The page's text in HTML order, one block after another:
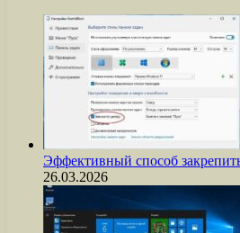
Эффективный способ
26.03.2026